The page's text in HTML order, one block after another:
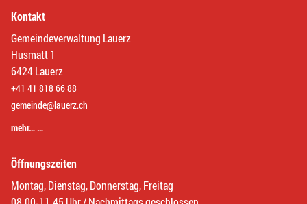
Kontakt
Gemeindeverwaltung Lauerz
Husmatt 1
6424 Lauerz
+41 41 818 66 88
gemeinde@lauerz.ch
mehr… …
Öffnungszeiten
Montag, Dienstag, Donnerstag, Freitag